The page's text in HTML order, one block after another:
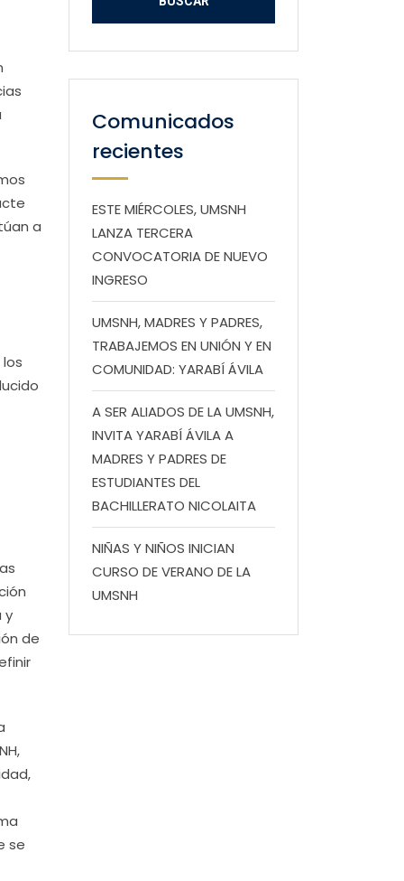
a
y
de
se
Comunicados
recientes
ESTE MIÉRCOLES, UMSNH
LANZA TERCERA
CONVOCATORIA DE NUEVO
INGRESO
UMSNH, MADRES Y PADRES,
TRABAJEMOS EN UNIÓN Y EN
COMUNIDAD: YARABÍ ÁVILA
A SER ALIADOS DE LA UMSNH,
INVITA YARABÍ ÁVILA A
MADRES Y PADRES DE
ESTUDIANTES DEL
BACHILLERATO NICOLAITA
NIÑAS Y NIÑOS INICIAN
CURSO DE VERANO DE LA
UMSNH